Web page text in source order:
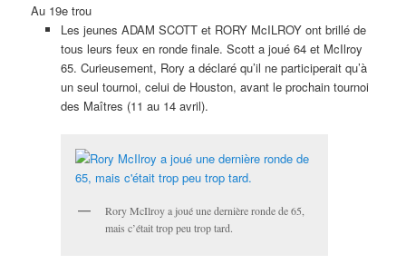
Au 19e trou
Les jeunes ADAM SCOTT et RORY McILROY ont brillé de
tous leurs feux en ronde finale. Scott a joué 64 et McIlroy
65. Curieusement, Rory a déclaré qu’il ne participerait qu’à
un seul tournoi, celui de Houston, avant le prochain tournoi
des Maîtres (11 au 14 avril).
Rory McIlroy a joué une dernière ronde de 65,
mais c’était trop peu trop tard.